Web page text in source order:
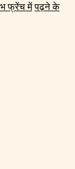
फ्रेंच में पढ़ने के